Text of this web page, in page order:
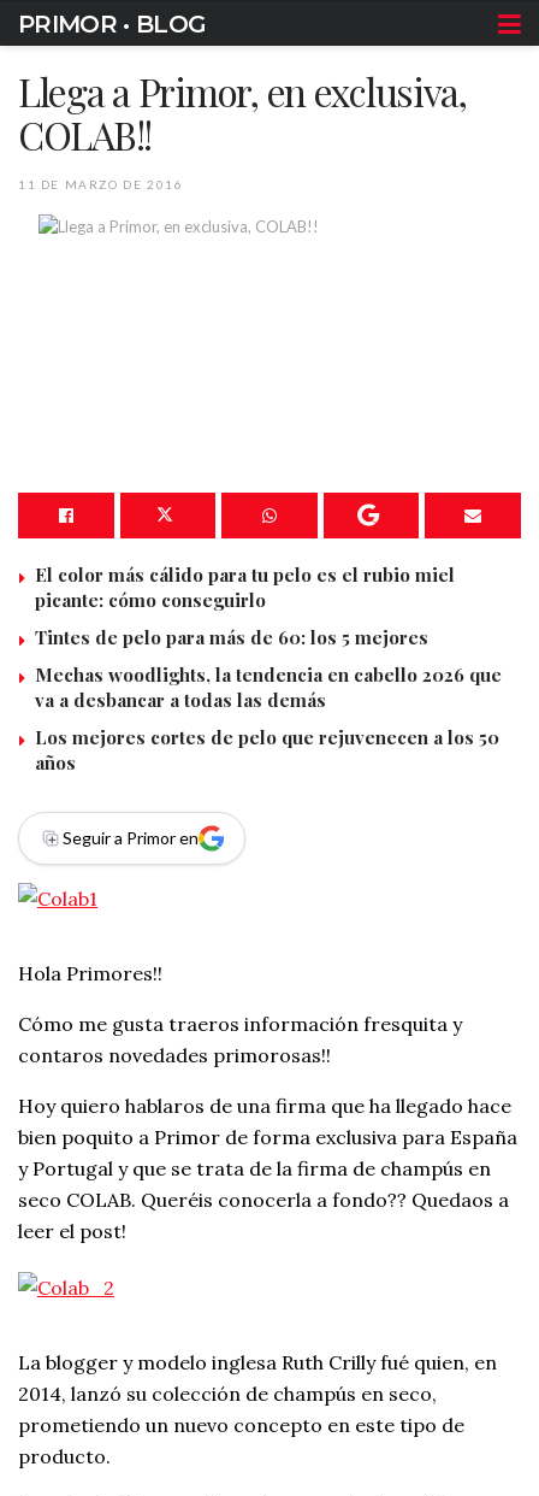
PRIMOR • BLOG
Llega a Primor, en exclusiva,
COLAB!!
11 DE MARZO DE 2016
El color más cálido para tu pelo es el rubio miel
picante: cómo conseguirlo
Tintes de pelo para más de 60: los 5 mejores
Mechas woodlights, la tendencia en cabello 2026 que
va a desbancar a todas las demás
Los mejores cortes de pelo que rejuvenecen a los 50
años
Seguir a Primor en
Hola Primores!!
Cómo me gusta traeros información fresquita y
contaros novedades primorosas!!
Hoy quiero hablaros de una firma que ha llegado hace
bien poquito a Primor de forma exclusiva para España
y Portugal y que se trata de la firma de champús en
seco COLAB. Queréis conocerla a fondo?? Quedaos a
leer el post!
La blogger y modelo inglesa Ruth Crilly fué quien, en
2014, lanzó su colección de champús en seco,
prometiendo un nuevo concepto en este tipo de
producto.